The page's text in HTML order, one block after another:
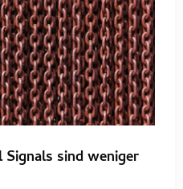
Signals sind weniger